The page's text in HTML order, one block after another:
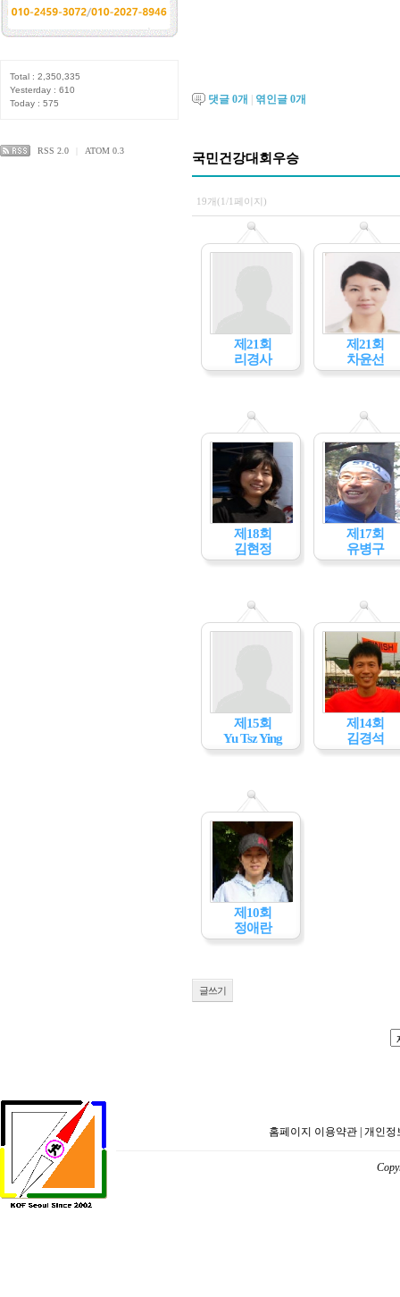
Total : 2,350,335
Yesterday : 610
Today : 575
RSS 2.0 ATOM 0.3
댓글 0개 엮인글 0개
국민건강대회우승
19개(1/1페이지)
제21회
리경사
제21회
차윤선
제18회
김현정
제17회
유병구
제15회
Yu Tsz Ying
제14회
김경석
제10회
정애란
글쓰기
홈페이지 이용약관 | 개인정